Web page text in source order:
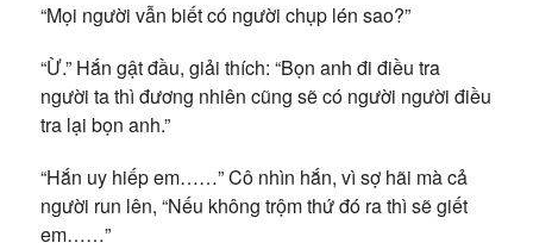
“Mọi người vẫn biết có người chụp lén sao?”
“Ừ.” Hắn gật đầu, giải thích: “Bọn anh đi điều tra
người ta thì đương nhiên cũng sẽ có người người điều
tra lại bọn anh.”
“Hắn uy hiếp em……” Cô nhìn hắn, vì sợ hãi mà cả
người run lên, “Nếu không trộm thứ đó ra thì sẽ giết
em……”